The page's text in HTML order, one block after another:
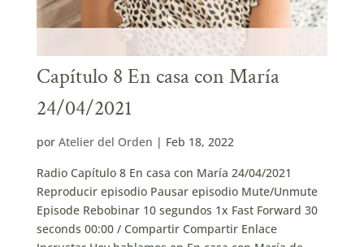
Capítulo 8 En casa con María
24/04/2021
por Atelier del Orden | Feb 18, 2022
Radio Capítulo 8 En casa con María 24/04/2021
Reproducir episodio Pausar episodio Mute/Unmute
Episode Rebobinar 10 segundos 1x Fast Forward 30
seconds 00:00 / Compartir Compartir Enlace